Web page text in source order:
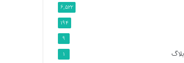
6,522
194
9
1